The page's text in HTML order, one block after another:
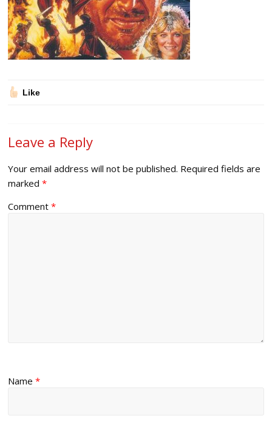
Like
Leave a Reply
Your email address will not be published. Required fields are
marked*
Comment*
Name*